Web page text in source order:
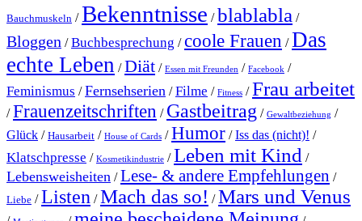
Bauchmuskeln /Bekenntnisse /blablabla /
Bloggen /Buchbesprechung /coole Frauen /Das
echte Leben /Diät / Essen mit Freunden / Facebook /
Feminismus /Fernsehserien /Filme / Fitness /Frau arbeitet
/Frauenzeitschriften / Gastbeitrag / Gewaltbeziehung /
Glück / Hausarbeit / House of Cards /Humor /Iss das (nicht)! /
Klatschpresse / Kosmetikindustrie /Leben mit Kind /
Lebensweisheiten /Lese- & andere Empfehlungen /
Liebe /Listen /Mach das so! /Mars und Venus